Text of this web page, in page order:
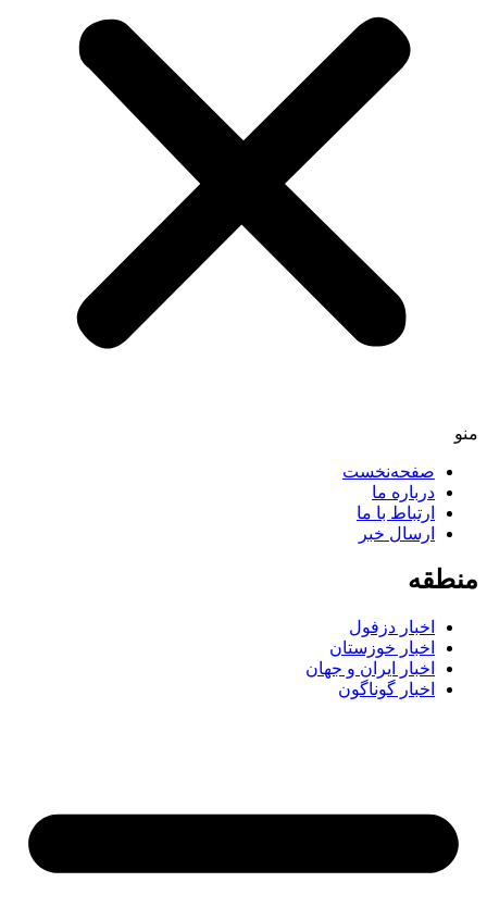
صفحه‌نخست
درباره ما
ارتباط با ما
ارسال خبر
اخبار دزفول
اخبار خوزستان
اخبار ایران و جهان
اخبار گوناگون